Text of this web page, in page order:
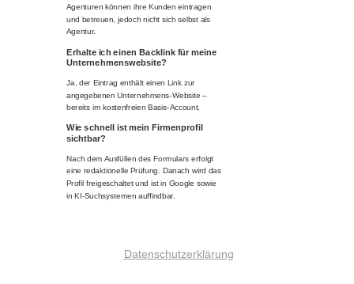
Datenschutzerklärung
Agenturen können ihre Kunden eintragen
und betreuen, jedoch nicht sich selbst als
Agentur.
Erhalte ich einen Backlink für meine
Unternehmenswebsite?
Ja, der Eintrag enthält einen Link zur
angegebenen Unternehmens-Website –
bereits im kostenfreien Basis-Account.
Wie schnell ist mein Firmenprofil
sichtbar?
Nach dem Ausfüllen des Formulars erfolgt
eine redaktionelle Prüfung. Danach wird das
Profil freigeschaltet und ist in Google sowie
in KI-Suchsystemen auffindbar.